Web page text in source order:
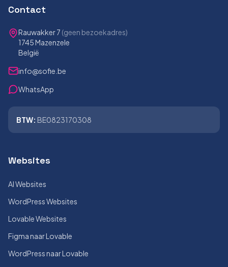
Contact
Rauwakker 7 (geen bezoekadres)
1745 Mazenzele
België
info@sofie.be
WhatsApp
BTW: BE0823170308
Websites
AI Websites
WordPress Websites
Lovable Websites
Figma naar Lovable
WordPress naar Lovable